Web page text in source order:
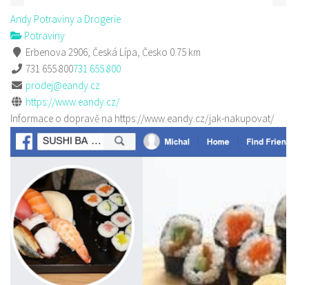
Andy Potraviny a Drogerie
Potraviny
Erbenova 2906, Česká Lípa, Česko 0.75 km
731 655 800731 655 800
prodej@eandy.cz
https://www.eandy.cz/
Informace o dopravě na https://www.eandy.cz/jak-nakupovat/